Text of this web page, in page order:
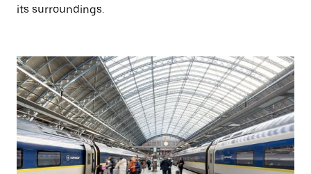
its surroundings.